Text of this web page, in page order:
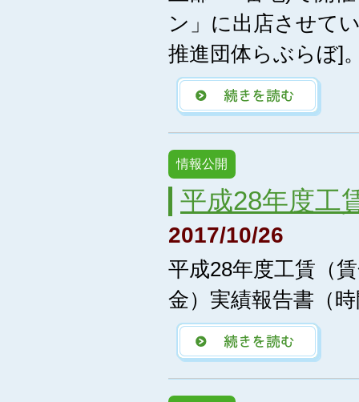
ン」に出店させて
推進団体らぶらぼ]
情報公開
平成28年度工
2017/10/26
平成28年度工賃（
金）実績報告書（